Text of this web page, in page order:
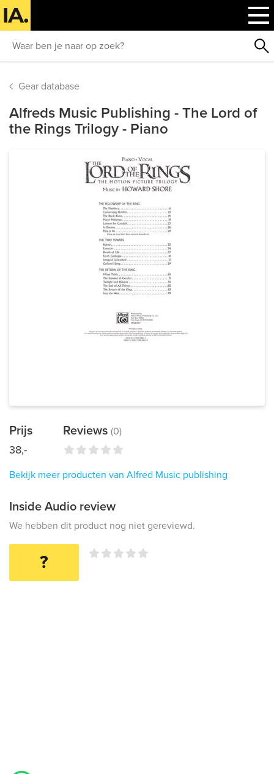
Gear database
Alfreds Music Publishing - The Lord of
the Rings Trilogy - Piano
Prijs
38,-
Reviews (0)
Bekijk meer producten van Alfred Music publishing
Inside Audio review
We hebben dit product nog niet gereviewd.
?